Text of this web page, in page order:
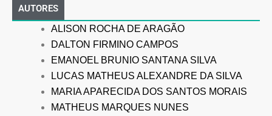
AUTORES
ALISON ROCHA DE ARAGÃO
DALTON FIRMINO CAMPOS
EMANOEL BRUNIO SANTANA SILVA
LUCAS MATHEUS ALEXANDRE DA SILVA
MARIA APARECIDA DOS SANTOS MORAIS
MATHEUS MARQUES NUNES